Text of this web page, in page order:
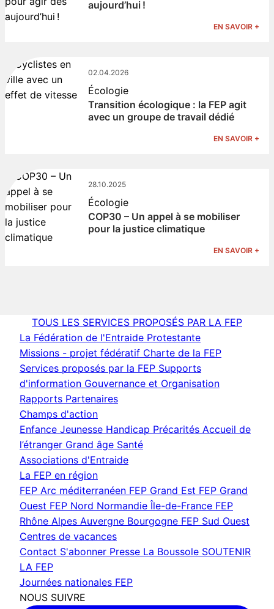
aujourd’hui !
EN SAVOIR +
02.04.2026
Écologie
Transition écologique : la FEP agit
avec un groupe de travail dédié
EN SAVOIR +
28.10.2025
Écologie
COP30 – Un appel à se mobiliser
pour la justice climatique
EN SAVOIR +
TOUS LES SERVICES PROPOSÉS PAR LA FEP
La Fédération de l'Entraide Protestante
Missions - projet fédératif Charte de la FEP
Services proposés par la FEP Supports
d'information Gouvernance et Organisation
Rapports Partenaires
Champs d'action
Enfance Jeunesse Handicap Précarités Accueil de
l’étranger Grand âge Santé
Associations d'Entraide
La FEP en région
FEP Arc méditerranéen FEP Grand Est FEP Grand
Ouest FEP Nord Normandie Île-de-France FEP
Rhône Alpes Auvergne Bourgogne FEP Sud Ouest
Centres de vacances
Contact S'abonner Presse La Boussole SOUTENIR
LA FEP
Journées nationales FEP
NOUS SUIVRE